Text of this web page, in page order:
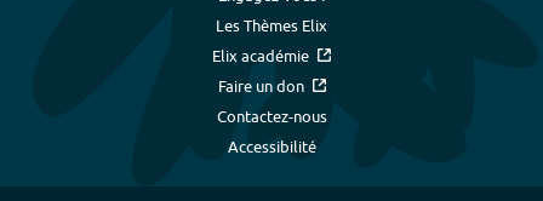
Les Thèmes Elix
Elix académie
Faire un don
Contactez-nous
Accessibilité